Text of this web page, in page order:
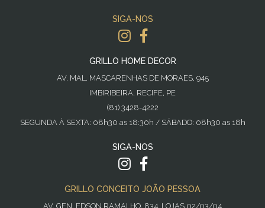
SIGA-NOS
GRILLO HOME DECOR
AV. MAL. MASCARENHAS DE MORAES, 945
IMBIRIBEIRA, RECIFE, PE
(81) 3428-4222
SEGUNDA À SEXTA: 08h30 as 18:30h / SÁBADO: 08h30 as 18h
SIGA-NOS
GRILLO CONCEITO JOÃO PESSOA
AV. GEN. EDSON RAMALHO, 834, LOJAS 02/03/04